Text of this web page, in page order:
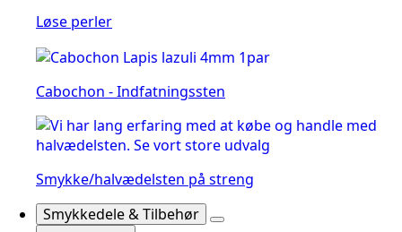
Løse perler
Cabochon - Indfatningssten
Smykke/halvædelsten på streng
Smykkedele & Tilbehør